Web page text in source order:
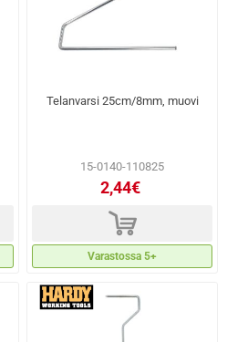
Telanvarsi 25cm/8mm, muovi
15-0140-110825
2,44€
d
Varastossa 5+